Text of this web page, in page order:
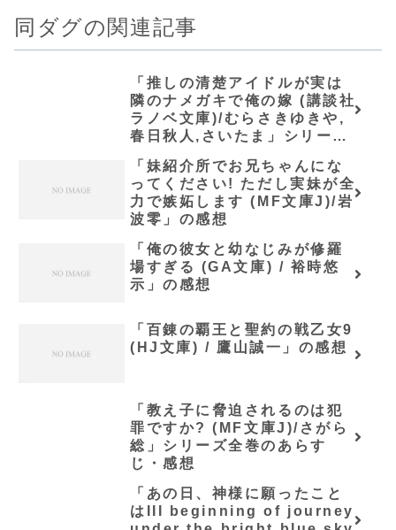
同ダグの関連記事
「推しの清楚アイドルが実は
隣のナメガキで俺の嫁 (講談社
ラノベ文庫)/むらさきゆきや,
春日秋人,さいたま」シリーズ
「妹紹介所でお兄ちゃんにな
ってください! ただし実妹が全
力で嫉妬します (MF文庫J)/岩
波零」の感想
「俺の彼女と幼なじみが修羅
場すぎる (GA文庫) / 裕時悠
示」の感想
「百錬の覇王と聖約の戦乙女9
(HJ文庫) / 鷹山誠一」の感想
「教え子に脅迫されるのは犯
罪ですか? (MF文庫J)/さがら
総」シリーズ全巻のあらす
じ・感想
「あの日、神様に願ったこと
はIII beginning of journey